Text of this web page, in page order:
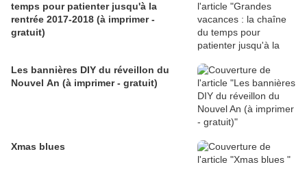
temps pour patienter jusqu'à la
rentrée 2017-2018 (à imprimer -
gratuit)
Les bannières DIY du réveillon du
Nouvel An (à imprimer - gratuit)
Xmas blues